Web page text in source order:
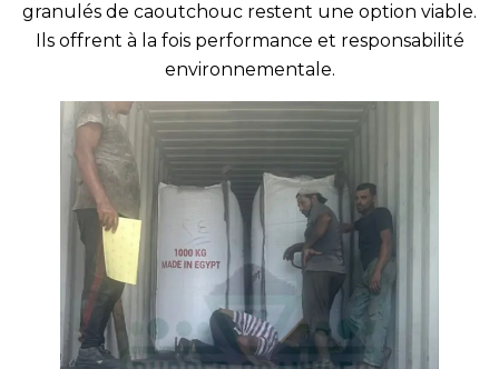
granulés de caoutchouc restent une option viable.
Ils offrent à la fois performance et responsabilité
environnementale.